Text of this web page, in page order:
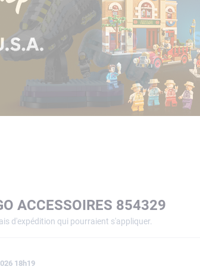
ACCESSOIRES 854329
d'expédition qui pourraient s'appliquer.
18h19